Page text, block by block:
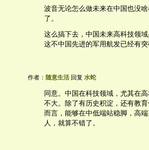
波音无论怎么做未来在中国也没
了。
这么搞下去，中国未来高科技领
这不中国先进的军用航发已经有
作者： 随意生活 回复 水蛇
同意。中国在科技领域，尤其在
不大。除了有历史积淀，还有教
而言，能够在中低端站稳脚，高
人，就算不错了。